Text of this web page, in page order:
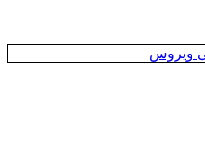
ویروس